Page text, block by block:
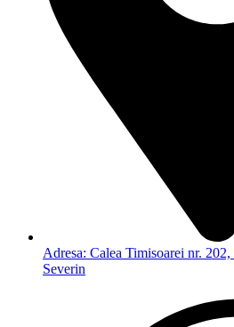
Adresa: Calea Timisoarei nr. 202,
Severin